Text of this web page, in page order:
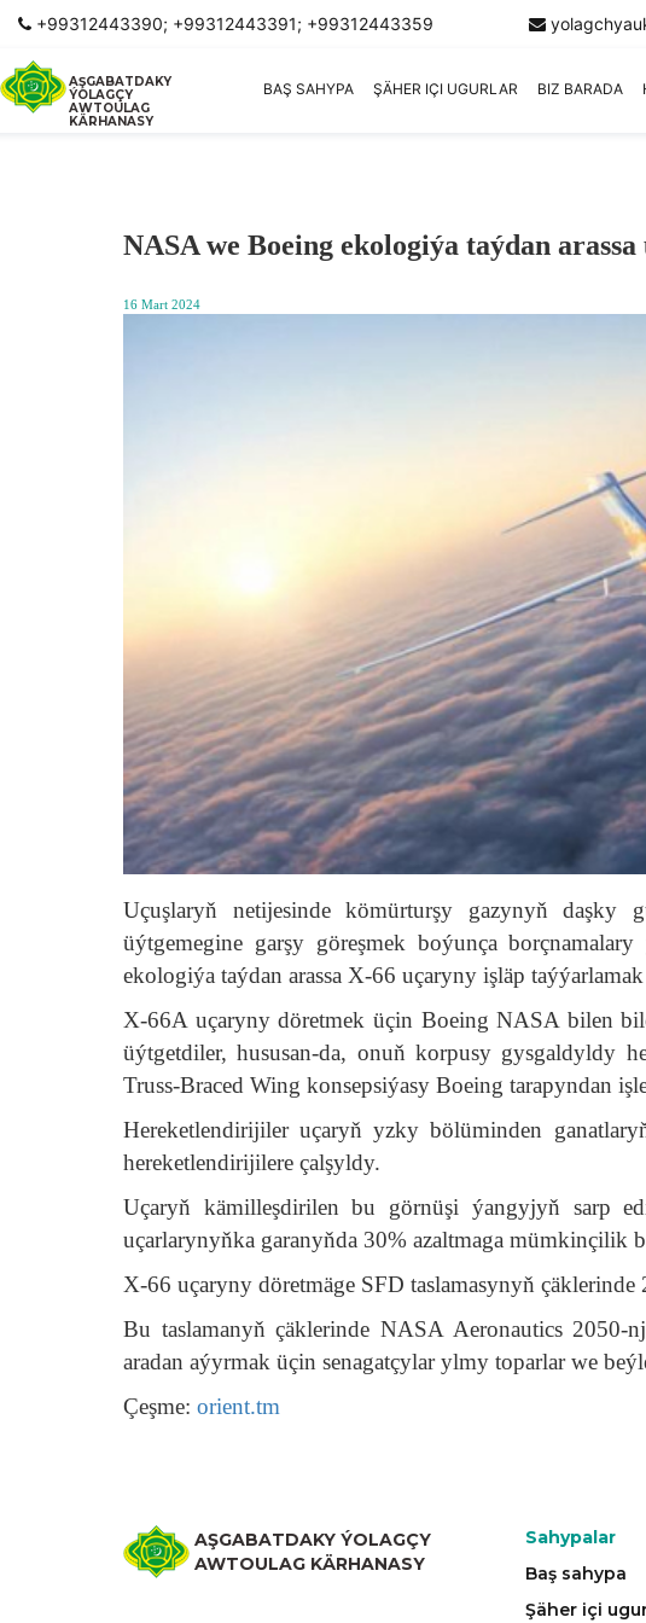
+99312443390; +99312443391; +99312443359
AŞGABATDAKY
ÝOLAGÇY
AWTOULAG
KÄRHANASY
BAŞ SAHYPA ŞÄHER IÇI UGURLAR BIZ BARADA
NASA we Boeing ekologiýa taýdan
16 Mart 2024
Uçuşlaryň netijesinde kömürturşy gazynyň daşky
üýtgemegine garşy göreşmek boýunça
ekologiýa taýdan arassa X-66 uçaryny işläp
X-66A uçaryny döretmek üçin Boeing NASA bilen
üýtgetdiler, hususan-da, onuň korpusy gysgaldyldy
Truss-Braced Wing konsepsiýasy Boeing tarapyndan
Hereketlendirijiler uçaryň yzky bölüminden
hereketlendirijilere çalşyldy.
Uçaryň kämilleşdirilen bu görnüşi ýangyjyň sarp
uçarlarynyňka garanyňda 30% azaltmaga mümkinçilik
X-66 uçaryny döretmäge SFD taslamasynyň
Bu taslamanyň çäklerinde NASA Aeronautics
aradan aýyrmak üçin senagatçylar ylmy toparlar we
Çeşme: orient.tm
AŞGABATDAKY ÝOLAGÇY
AWTOULAG KÄRHANASY
Sahypalar
Baş sahypa
Şäher içi